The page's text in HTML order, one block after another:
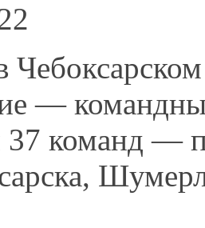
Чебоксарском
—
37 команд —